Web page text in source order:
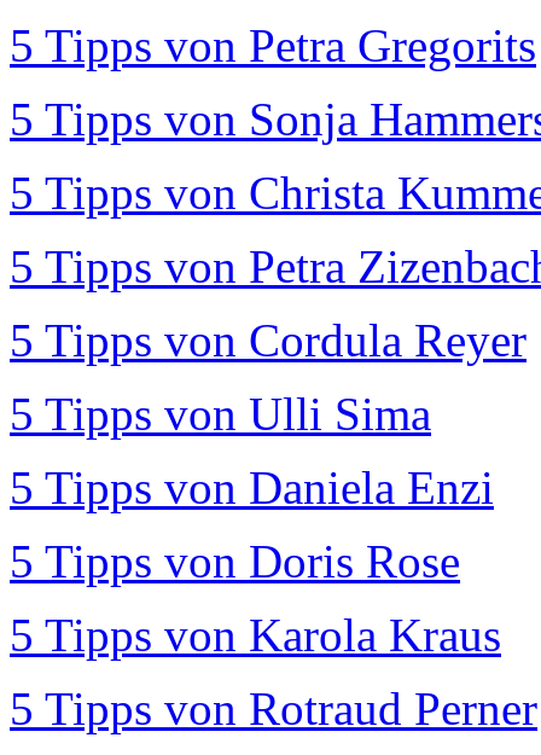
5 Tipps von Petra Gregorits
5 Tipps von Sonja
5 Tipps von Christa
5 Tipps von Petra
5 Tipps von Cordula Reyer
5 Tipps von Ulli Sima
5 Tipps von Daniela Enzi
5 Tipps von Doris Rose
5 Tipps von Karola Kraus
5 Tipps von Rotraud Perner